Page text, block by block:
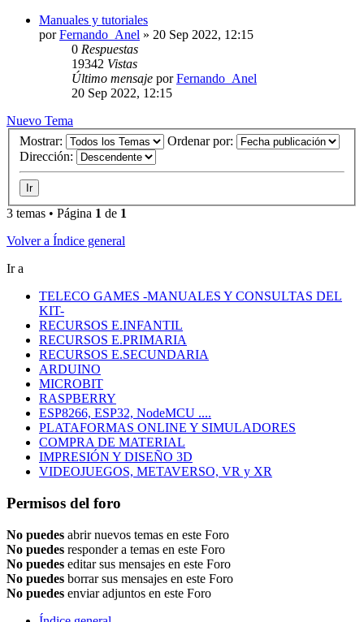
Manuales y tutoriales
porFernando_Anel » 20 Sep 2022, 12:15
0 Respuestas
19342 Vistas
Último mensaje porFernando_Anel
20 Sep 2022, 12:15
Nuevo Tema
Mostrar:
Ordenar por:
Dirección:
3 temas • Página 1 de 1
Volver a Índice general
Ir a
TELECO GAMES -MANUALES Y CONSULTAS DEL
KIT-
RECURSOS E.INFANTIL
RECURSOS E.PRIMARIA
RECURSOS E.SECUNDARIA
ARDUINO
MICROBIT
RASPBERRY
ESP8266, ESP32, NodeMCU ....
PLATAFORMAS ONLINE Y SIMULADORES
COMPRA DE MATERIAL
IMPRESIÓN Y DISEÑO 3D
VIDEOJUEGOS, METAVERSO, VR y XR
Permisos del foro
No puedes abrir nuevos temas en este Foro
No puedes responder a temas en este Foro
No puedes editar sus mensajes en este Foro
No puedes borrar sus mensajes en este Foro
No puedes enviar adjuntos en este Foro